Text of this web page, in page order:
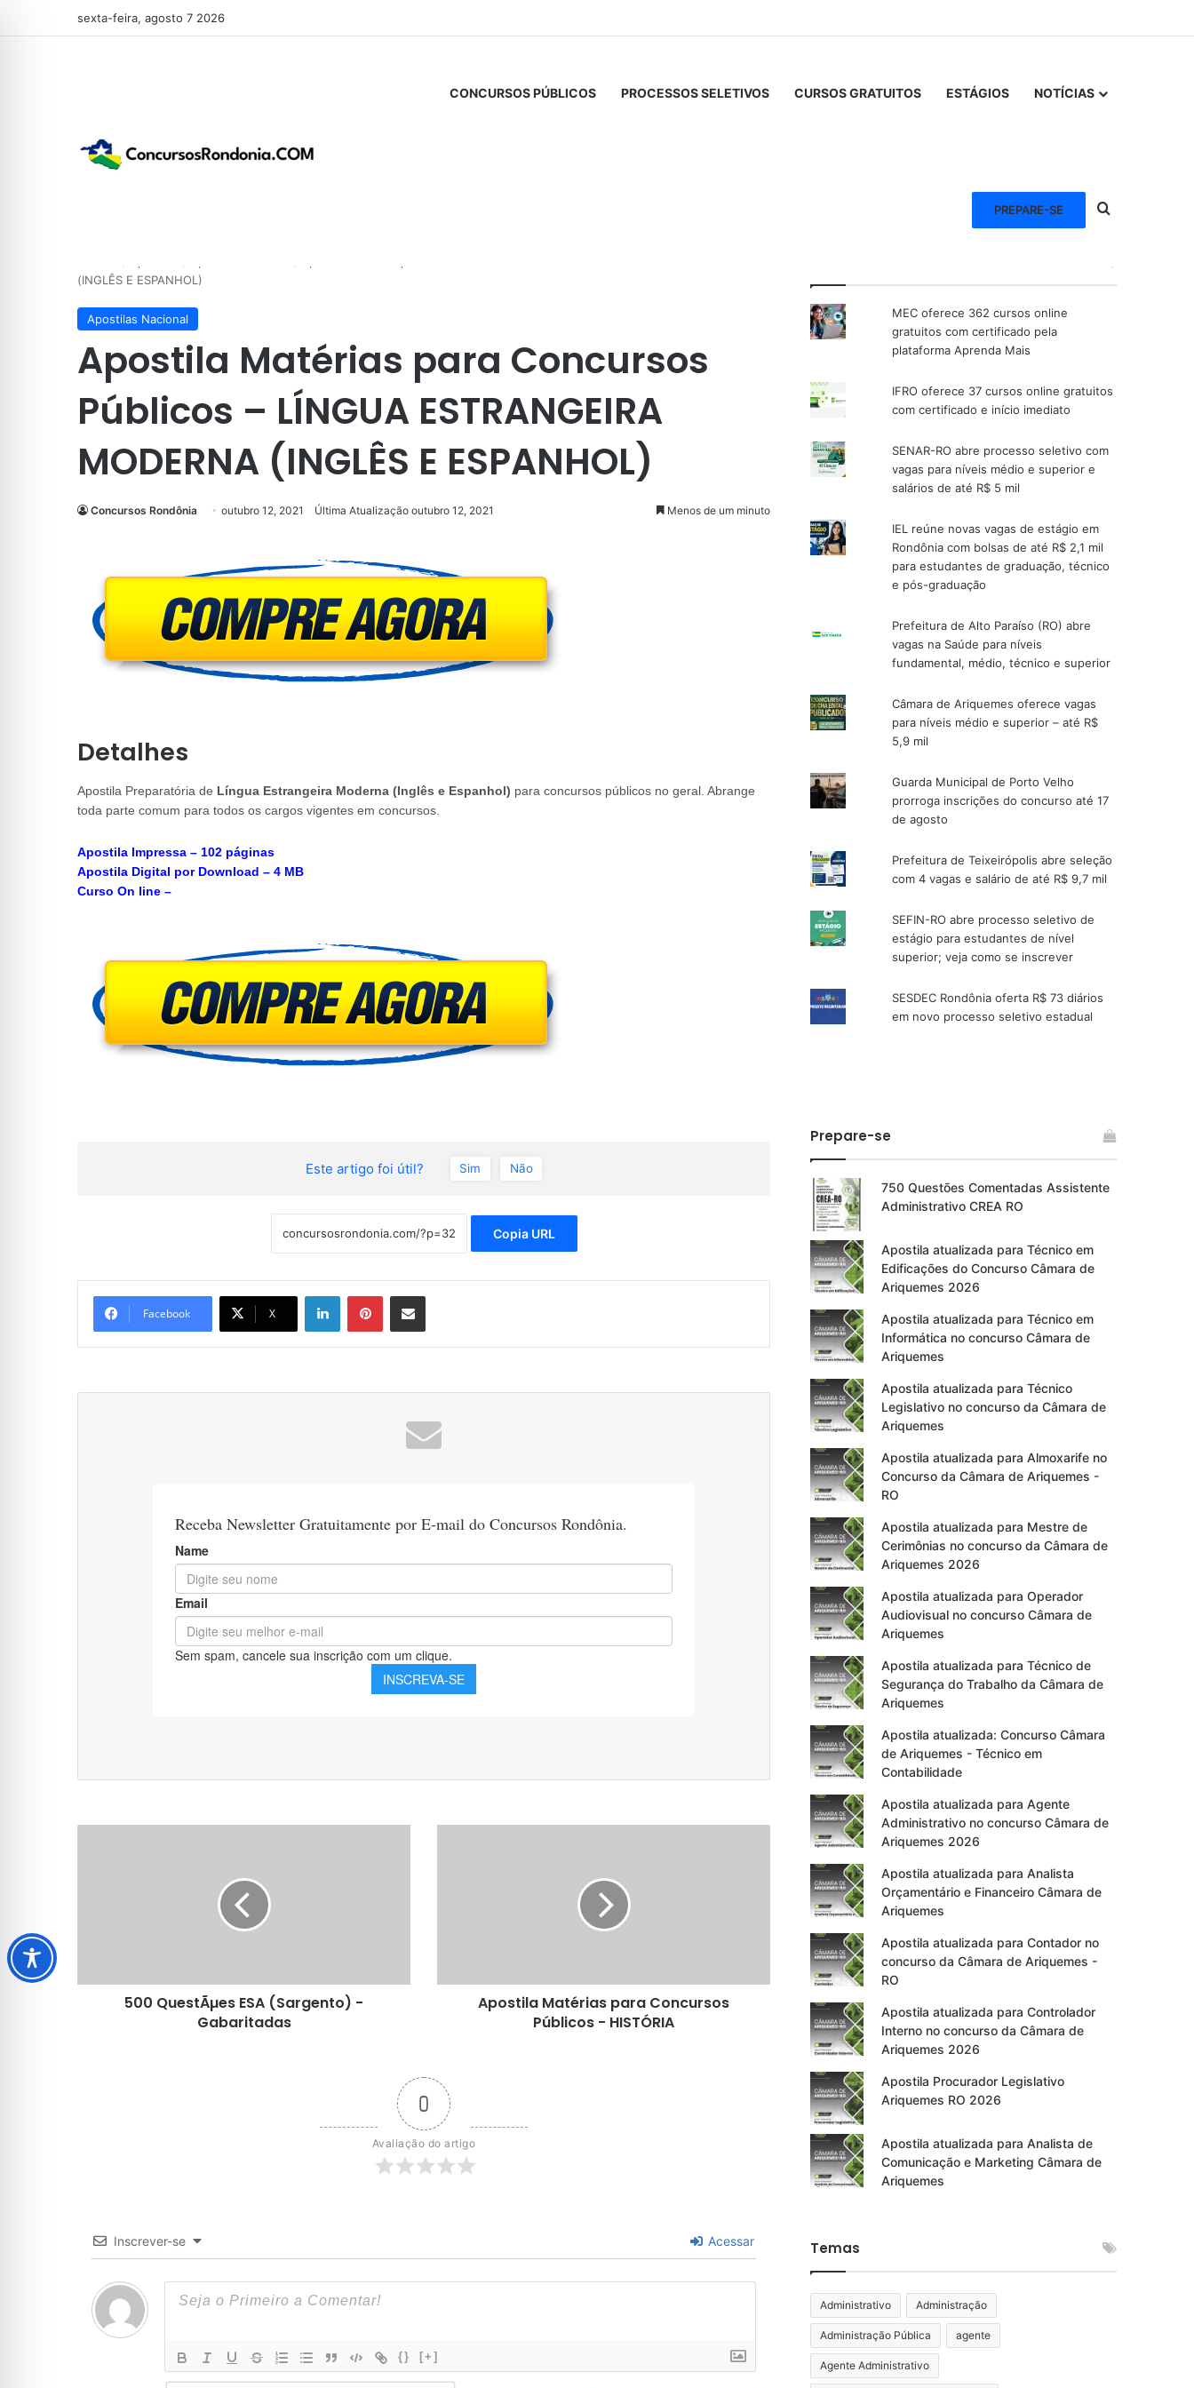
sexta-feira, agosto 7 2026
CONCURSOS PÚBLICOS PROCESSOS SELETIVOS CURSOS GRATUITOS ESTÁGIOS NOTÍCIAS
PREPARE-SE Procurar por
(INGLÊS E ESPANHOL)
Apostilas Nacional
Apostila Matérias para Concursos
Públicos – LÍNGUA ESTRANGEIRA
MODERNA (INGLÊS E ESPANHOL)
Concursos Rondônia outubro 12, 2021 Última Atualização outubro 12, 2021 Menos de um minuto
Detalhes
Apostila Preparatória de Língua Estrangeira Moderna (Inglês e Espanhol) para concursos públicos no geral. Abrange
toda parte comum para todos os cargos vigentes em concursos.
Apostila Impressa – 102 páginas
Apostila Digital por Download – 4 MB
Curso On line –
Este artigo foi útil? Sim Não
Copia URL
Facebook X
LinkedinPinterestCompartilhar via e-mail
500 QuestÃµes ESA (Sargento) -
Gabaritadas
Apostila Matérias para Concursos
Públicos - HISTÓRIA
0
Avaliação do artigo
Inscrever-se Acessar
{} [+]
MEC oferece 362 cursos online
gratuitos com certificado pela
plataforma Aprenda Mais
IFRO oferece 37 cursos online gratuitos
com certificado e início imediato
SENAR-RO abre processo seletivo com
vagas para níveis médio e superior e
salários de até R$ 5 mil
IEL reúne novas vagas de estágio em
Rondônia com bolsas de até R$ 2,1 mil
para estudantes de graduação, técnico
e pós-graduação
Prefeitura de Alto Paraíso (RO) abre
vagas na Saúde para níveis
fundamental, médio, técnico e superior
Câmara de Ariquemes oferece vagas
para níveis médio e superior – até R$
5,9 mil
Guarda Municipal de Porto Velho
prorroga inscrições do concurso até 17
de agosto
Prefeitura de Teixeirópolis abre seleção
com 4 vagas e salário de até R$ 9,7 mil
SEFIN-RO abre processo seletivo de
estágio para estudantes de nível
superior; veja como se inscrever
SESDEC Rondônia oferta R$ 73 diários
em novo processo seletivo estadual
Prepare-se
750 Questões Comentadas Assistente
Administrativo CREA RO
Apostila atualizada para Técnico em
Edificações do Concurso Câmara de
Ariquemes 2026
Apostila atualizada para Técnico em
Informática no concurso Câmara de
Ariquemes
Apostila atualizada para Técnico
Legislativo no concurso da Câmara de
Ariquemes
Apostila atualizada para Almoxarife no
Concurso da Câmara de Ariquemes -
RO
Apostila atualizada para Mestre de
Cerimônias no concurso da Câmara de
Ariquemes 2026
Apostila atualizada para Operador
Audiovisual no concurso Câmara de
Ariquemes
Apostila atualizada para Técnico de
Segurança do Trabalho da Câmara de
Ariquemes
Apostila atualizada: Concurso Câmara
de Ariquemes - Técnico em
Contabilidade
Apostila atualizada para Agente
Administrativo no concurso Câmara de
Ariquemes 2026
Apostila atualizada para Analista
Orçamentário e Financeiro Câmara de
Ariquemes
Apostila atualizada para Contador no
concurso da Câmara de Ariquemes -
RO
Apostila atualizada para Controlador
Interno no concurso da Câmara de
Ariquemes 2026
Apostila Procurador Legislativo
Ariquemes RO 2026
Apostila atualizada para Analista de
Comunicação e Marketing Câmara de
Ariquemes
Temas
Administrativo Administração
Administração Pública agente
Agente Administrativo